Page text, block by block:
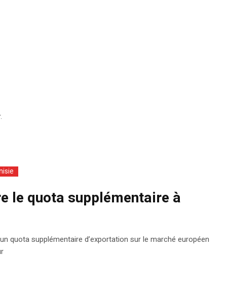
le quota supplémentaire à
quota supplémentaire d’exportation sur le marché européen